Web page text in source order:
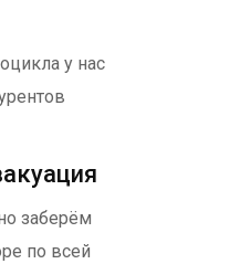
у нас
заберём
по всей